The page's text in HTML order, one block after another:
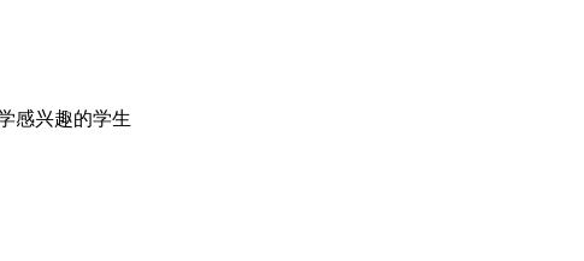
感兴趣的学生